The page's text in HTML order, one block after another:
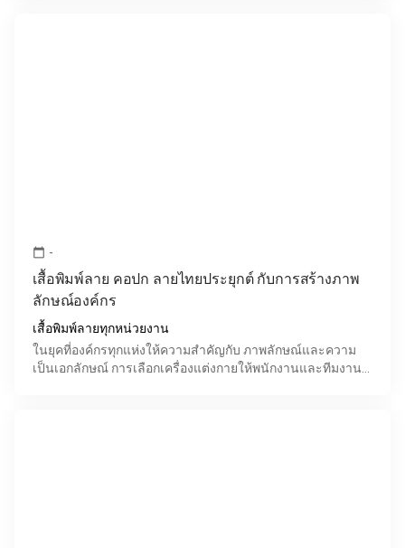
calendar_today -
เสื้อพิมพ์ลาย คอปก ลายไทยประยุกต์ กับการสร้างภาพ
ลักษณ์องค์กร
เสื้อพิมพ์ลายทุกหน่วยงาน
ในยุคที่องค์กรทุกแห่งให้ความสำคัญกับ ภาพลักษณ์และความ
เป็นเอกลักษณ์ การเลือกเครื่องแต่งกายให้พนักงานและทีมงาน